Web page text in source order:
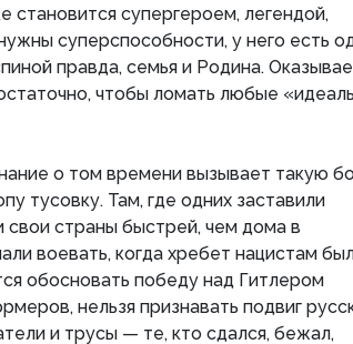
становится супергероем, легендой,
суперспособности, у него есть
правда, семья и Родина.
чтобы ломать любые
о том времени вызывает такую
тусовку. Там, где одних заставили
свои страны быстрей, чем дома в
воевать, когда хребет нацистам
обосновать победу над Гитлером
нельзя признавать подвиг
и трусы — те, кто сдался, бежал,